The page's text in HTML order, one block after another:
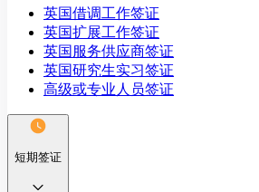
英国借调工作签证
英国扩展工作签证
英国服务供应商签证
英国研究生实习签证
高级或专业人员签证
短期签证